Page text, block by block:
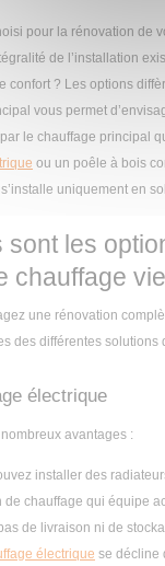
pour la rénovation de
de l’installation
confort ? Les options
vous permet
le chauffage principal
ou un poêle à bois
uniquement en
sont les
chauffage
une rénovation
des différentes solutions
électrique
nombreux avantages :
installer des
de chauffage qui équipe
pas de livraison ni de
électrique se décline